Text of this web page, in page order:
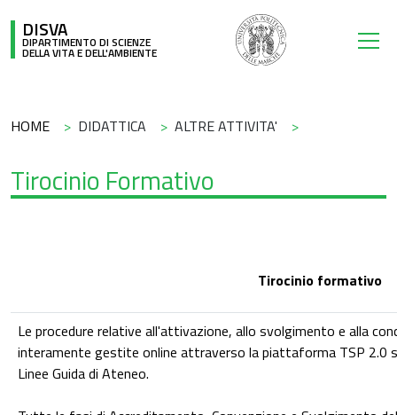
DISVA
DIPARTIMENTO DI SCIENZE
DELLA VITA E DELL'AMBIENTE
Briciole di pane
HOME DIDATTICA ALTRE ATTIVITA'
Tirocinio Formativo
Tirocinio formativo
Le procedure relative all'attivazione, allo svolgimento e alla
interamente gestite online attraverso la piattaforma TSP 2.0
Linee Guida di Ateneo.